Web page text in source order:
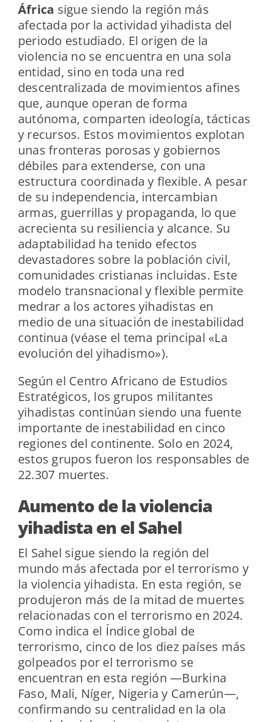
África sigue siendo la región más
afectada por la actividad yihadista del
periodo estudiado. El origen de la
violencia no se encuentra en una sola
entidad, sino en toda una red
descentralizada de movimientos afines
que, aunque operan de forma
autónoma, comparten ideología, tácticas
y recursos. Estos movimientos explotan
unas fronteras porosas y gobiernos
débiles para extenderse, con una
estructura coordinada y flexible. A pesar
de su independencia, intercambian
armas, guerrillas y propaganda, lo que
acrecienta su resiliencia y alcance. Su
adaptabilidad ha tenido efectos
devastadores sobre la población civil,
comunidades cristianas incluidas. Este
modelo transnacional y flexible permite
medrar a los actores yihadistas en
medio de una situación de inestabilidad
continua (véase el tema principal «La
evolución del yihadismo»).
Según el Centro Africano de Estudios
Estratégicos, los grupos militantes
yihadistas continúan siendo una fuente
importante de inestabilidad en cinco
regiones del continente. Solo en 2024,
estos grupos fueron los responsables de
22.307 muertes.
Aumento de la violencia
yihadista en el Sahel
El Sahel sigue siendo la región del
mundo más afectada por el terrorismo y
la violencia yihadista. En esta región, se
produjeron más de la mitad de muertes
relacionadas con el terrorismo en 2024.
Como indica el Índice global de
terrorismo, cinco de los diez países más
golpeados por el terrorismo se
encuentran en esta región —Burkina
Faso, Mali, Níger, Nigeria y Camerún—,
confirmando su centralidad en la ola